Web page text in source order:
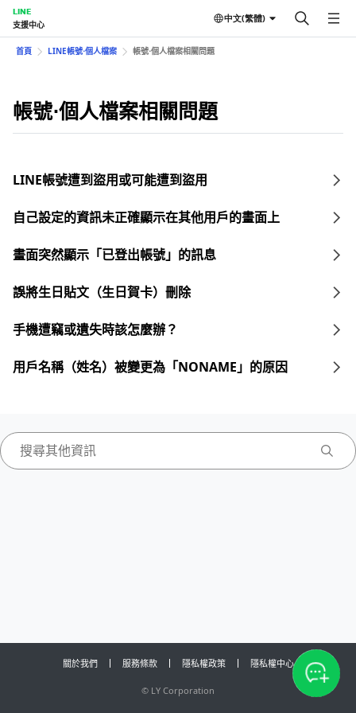
LINE
支援中心
中文(繁體)
首頁 LINE帳號⋅個人檔案 帳號⋅個人檔案相關問題
帳號⋅個人檔案相關問題
LINE帳號遭到盜用或可能遭到盜用
自己設定的資訊未正確顯示在其他用戶的畫面上
畫面突然顯示「已登出帳號」的訊息
誤將生日貼文（生日賀卡）刪除
手機遭竊或遺失時該怎麼辦？
用戶名稱（姓名）被變更為「NONAME」的原因
關於我們 服務條款 隱私權政策 隱私權中心
© LY Corporation